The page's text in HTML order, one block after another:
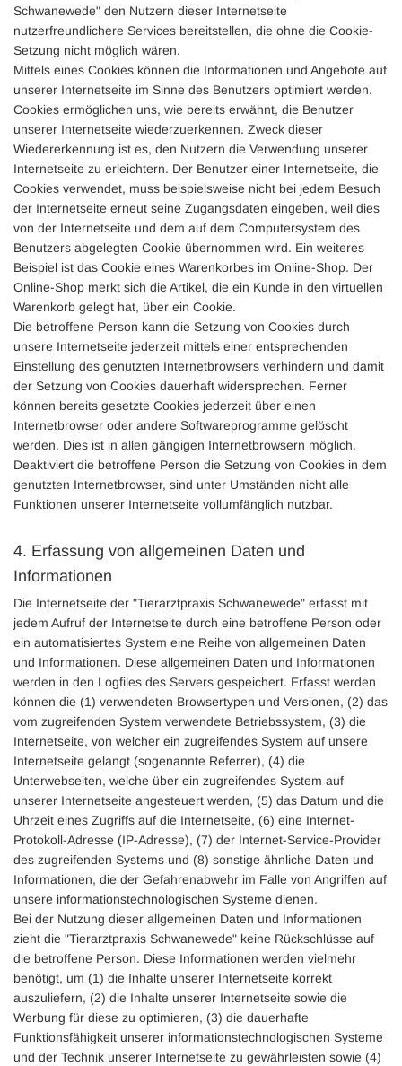
Schwanewede" den Nutzern dieser Internetseite
nutzerfreundlichere Services bereitstellen, die ohne die Cookie-
Setzung nicht möglich wären.
Mittels eines Cookies können die Informationen und Angebote auf
unserer Internetseite im Sinne des Benutzers optimiert werden.
Cookies ermöglichen uns, wie bereits erwähnt, die Benutzer
unserer Internetseite wiederzuerkennen. Zweck dieser
Wiedererkennung ist es, den Nutzern die Verwendung unserer
Internetseite zu erleichtern. Der Benutzer einer Internetseite, die
Cookies verwendet, muss beispielsweise nicht bei jedem Besuch
der Internetseite erneut seine Zugangsdaten eingeben, weil dies
von der Internetseite und dem auf dem Computersystem des
Benutzers abgelegten Cookie übernommen wird. Ein weiteres
Beispiel ist das Cookie eines Warenkorbes im Online-Shop. Der
Online-Shop merkt sich die Artikel, die ein Kunde in den virtuellen
Warenkorb gelegt hat, über ein Cookie.
Die betroffene Person kann die Setzung von Cookies durch
unsere Internetseite jederzeit mittels einer entsprechenden
Einstellung des genutzten Internetbrowsers verhindern und damit
der Setzung von Cookies dauerhaft widersprechen. Ferner
können bereits gesetzte Cookies jederzeit über einen
Internetbrowser oder andere Softwareprogramme gelöscht
werden. Dies ist in allen gängigen Internetbrowsern möglich.
Deaktiviert die betroffene Person die Setzung von Cookies in dem
genutzten Internetbrowser, sind unter Umständen nicht alle
Funktionen unserer Internetseite vollumfänglich nutzbar.
4. Erfassung von allgemeinen Daten und
Informationen
Die Internetseite der "Tierarztpraxis Schwanewede" erfasst mit
jedem Aufruf der Internetseite durch eine betroffene Person oder
ein automatisiertes System eine Reihe von allgemeinen Daten
und Informationen. Diese allgemeinen Daten und Informationen
werden in den Logfiles des Servers gespeichert. Erfasst werden
können die (1) verwendeten Browsertypen und Versionen, (2) das
vom zugreifenden System verwendete Betriebssystem, (3) die
Internetseite, von welcher ein zugreifendes System auf unsere
Internetseite gelangt (sogenannte Referrer), (4) die
Unterwebseiten, welche über ein zugreifendes System auf
unserer Internetseite angesteuert werden, (5) das Datum und die
Uhrzeit eines Zugriffs auf die Internetseite, (6) eine Internet-
Protokoll-Adresse (IP-Adresse), (7) der Internet-Service-Provider
des zugreifenden Systems und (8) sonstige ähnliche Daten und
Informationen, die der Gefahrenabwehr im Falle von Angriffen auf
unsere informationstechnologischen Systeme dienen.
Bei der Nutzung dieser allgemeinen Daten und Informationen
zieht die "Tierarztpraxis Schwanewede" keine Rückschlüsse auf
die betroffene Person. Diese Informationen werden vielmehr
benötigt, um (1) die Inhalte unserer Internetseite korrekt
auszuliefern, (2) die Inhalte unserer Internetseite sowie die
Werbung für diese zu optimieren, (3) die dauerhafte
Funktionsfähigkeit unserer informationstechnologischen Systeme
und der Technik unserer Internetseite zu gewährleisten sowie (4)